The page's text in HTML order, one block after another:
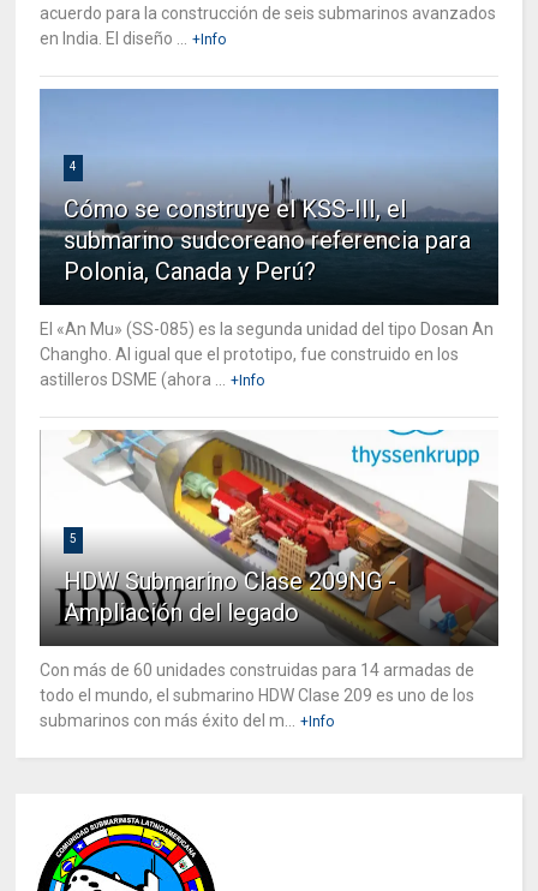
acuerdo para la construcción de seis submarinos avanzados
en India. El diseño ...
+Info
4
Cómo se construye el KSS-III, el
submarino sudcoreano referencia para
Polonia, Canada y Perú?
El «An Mu» (SS-085) es la segunda unidad del tipo Dosan An
Changho. Al igual que el prototipo, fue construido en los
astilleros DSME (ahora ...
+Info
5
HDW Submarino Clase 209NG -
Ampliación del legado
Con más de 60 unidades construidas para 14 armadas de
todo el mundo, el submarino HDW Clase 209 es uno de los
submarinos con más éxito del m...
+Info